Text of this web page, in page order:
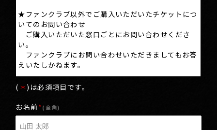
★ファンクラブ以外でご購入いただいたチケットにつ
いてのお問い合わせ
ご購入いただいた窓口ごとにお問い合わせくださ
い。
ファンクラブにお問い合わせいただきましてもお答
えいたしかねます。
( ＊)は必須項目です。
お名前*(全角)